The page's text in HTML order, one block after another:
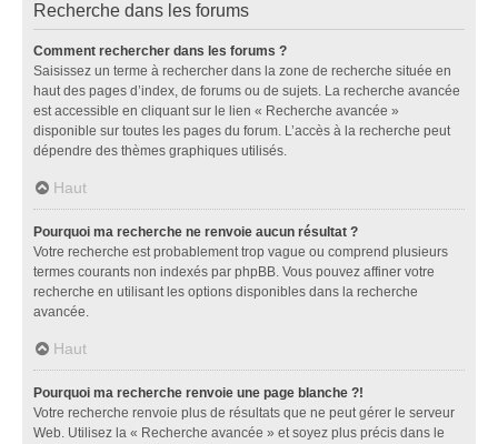
Recherche dans les forums
Comment rechercher dans les forums ?
Saisissez un terme à rechercher dans la zone de recherche située en
haut des pages d’index, de forums ou de sujets. La recherche avancée
est accessible en cliquant sur le lien « Recherche avancée »
disponible sur toutes les pages du forum. L’accès à la recherche peut
dépendre des thèmes graphiques utilisés.
Haut
Pourquoi ma recherche ne renvoie aucun résultat ?
Votre recherche est probablement trop vague ou comprend plusieurs
termes courants non indexés par phpBB. Vous pouvez affiner votre
recherche en utilisant les options disponibles dans la recherche
avancée.
Haut
Pourquoi ma recherche renvoie une page blanche ?!
Votre recherche renvoie plus de résultats que ne peut gérer le serveur
Web. Utilisez la « Recherche avancée » et soyez plus précis dans le